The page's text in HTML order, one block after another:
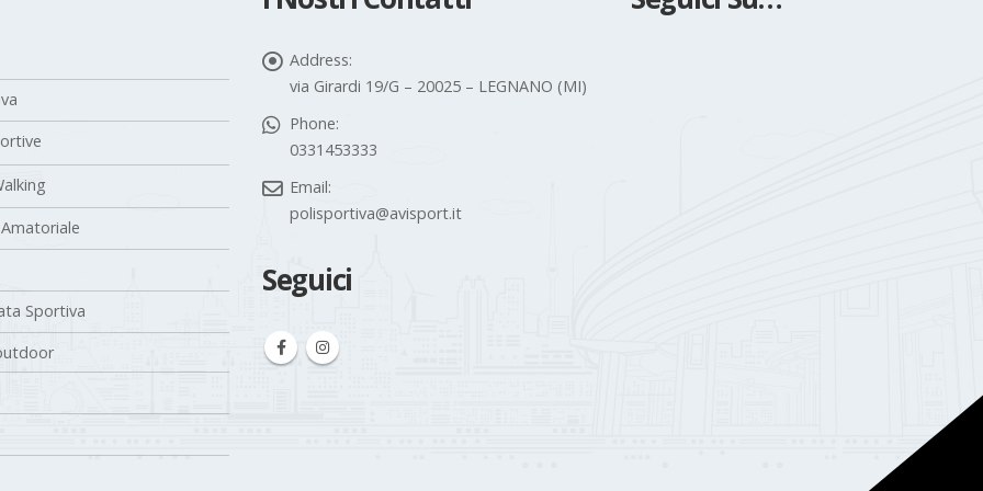
Sportiva
Address:
via Girardi 19/G – 20025 – LEGNANO (MI)
Phone:
0331453333
Email:
polisportiva@avisport.it
Seguici